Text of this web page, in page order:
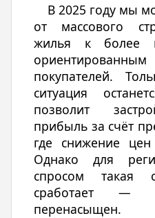
В 2025 году мы
от массового
жилья к более
покупателей.
ситуация
позволит
прибыль за счёт
где снижение
Однако для
спросом такая
сработает —
перенасыщен.